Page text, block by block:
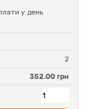
у день
2
352.00 грн